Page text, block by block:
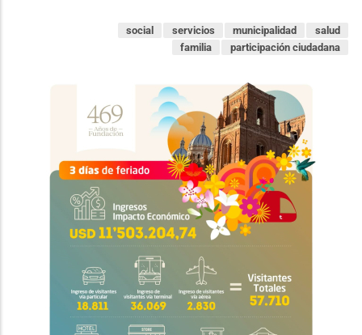
salud
municipalidad
servicios
social
participación ciudadana
familia